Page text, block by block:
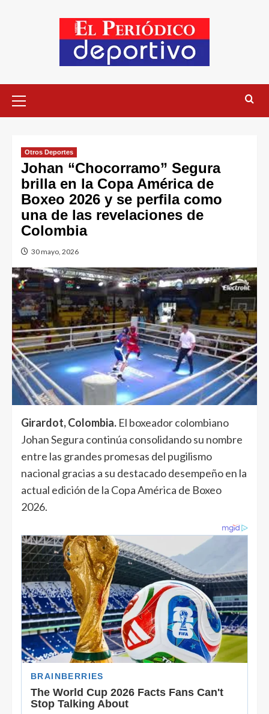
Otros Deportes
Johan “Chocorramo” Segura
brilla en la Copa América de
Boxeo 2026 y se perfila como
una de las revelaciones de
Colombia
30 mayo, 2026
Girardot, Colombia. El boxeador colombiano
Johan Segura continúa consolidando su nombre
entre las grandes promesas del pugilismo
nacional gracias a su destacado desempeño en la
actual edición de la Copa América de Boxeo
2026.